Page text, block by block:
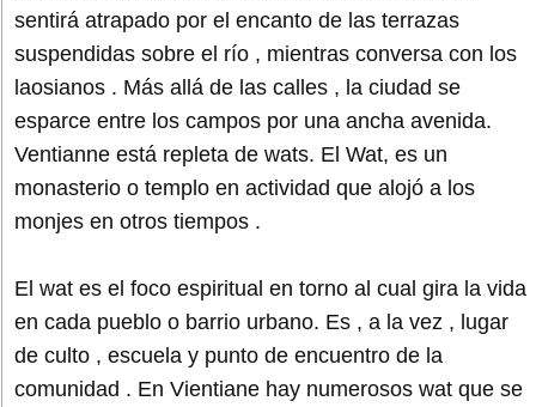
sentirá atrapado por el encanto de las terrazas
suspendidas sobre el río , mientras conversa con los
laosianos . Más allá de las calles , la ciudad se
esparce entre los campos por una ancha avenida.
Ventianne está repleta de wats. El Wat, es un
monasterio o templo en actividad que alojó a los
monjes en otros tiempos .
El wat es el foco espiritual en torno al cual gira la vida
en cada pueblo o barrio urbano. Es , a la vez , lugar
de culto , escuela y punto de encuentro de la
comunidad . En Vientiane hay numerosos wat que se